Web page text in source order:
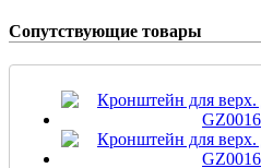
Сопутствующие товары